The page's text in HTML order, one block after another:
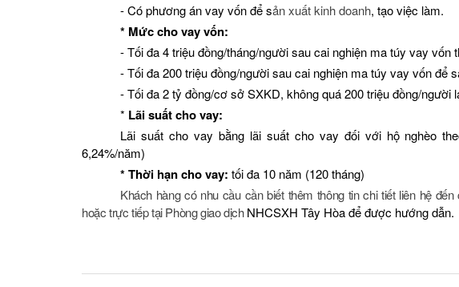
- Có phương án vay vốn để sản xuất kinh doanh, tạo việc làm.
* Mức cho vay vốn:
- Tối đa 4 triệu đồng/tháng/người sau cai nghiện ma túy vay vốn
- Tối đa 200 triệu đồng/người sau cai nghiện ma túy vay vốn để
- Tối đa 2 tỷ đồng/cơ sở SXKD, không quá 200 triệu đồng/người
* Lãi suất cho vay:
Lãi suất cho vay bằng lãi suất cho vay đối với hộ nghèo
6,24%/năm)
* Thời hạn cho vay: tối đa 10 năm (120 tháng)
Khách hàng có nhu cầu cần biết thêm thông tin chi tiết liên hệ
hoặc trực tiếp tại Phòng giao dịchNHCSXH Tây Hòa để được hướng dẫn.